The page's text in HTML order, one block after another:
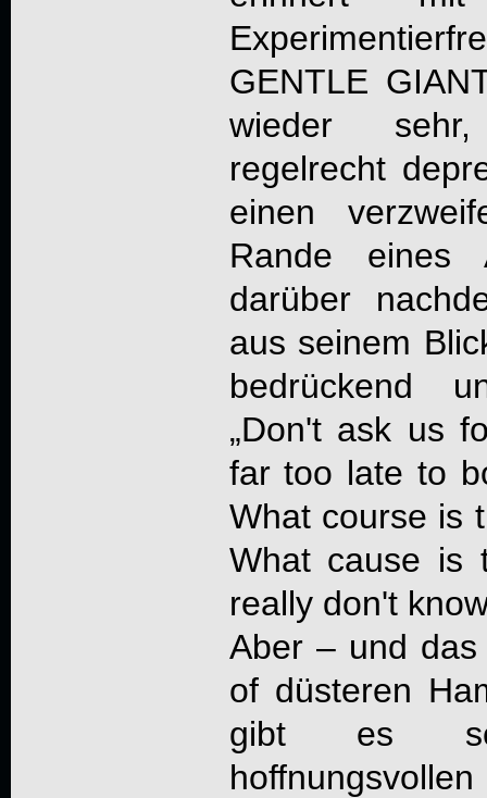
GENTLE
wieder
regelrecht
einen
Rande eines
darüber
aus seinem
bedrückend
„Don't ask us
far too late to
What course is
What cause is
really don't
Aber – und
of düsteren
gibt es